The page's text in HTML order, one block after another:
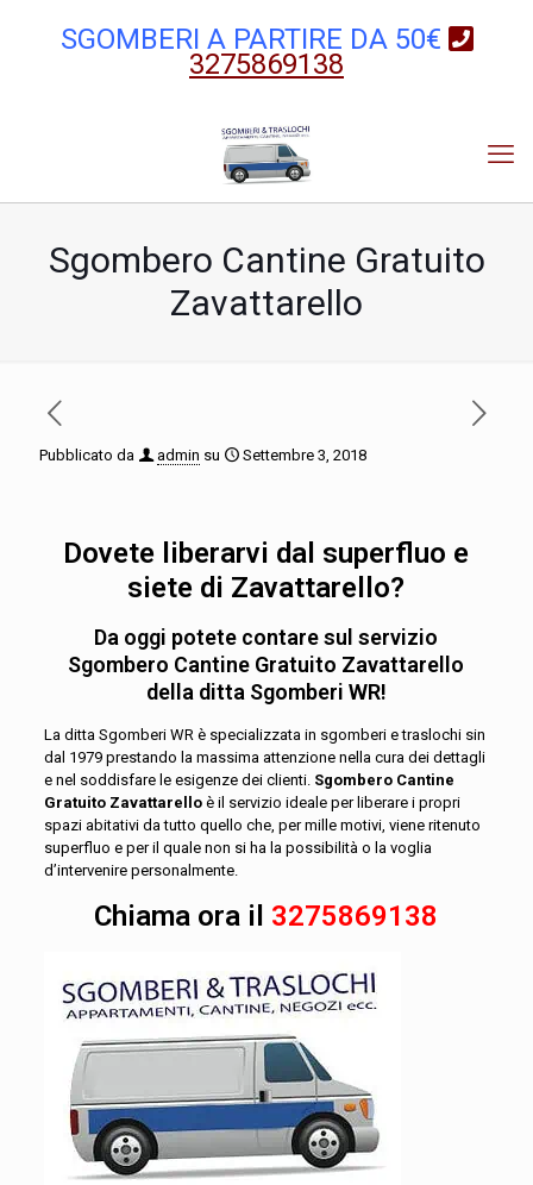
SGOMBERI A PARTIRE DA 50€
3275869138
Sgombero Cantine Gratuito
Zavattarello
Pubblicato da admin su Settembre 3, 2018
Dovete liberarvi dal superfluo e
siete di Zavattarello?
Da oggi potete contare sul servizio
Sgombero Cantine Gratuito Zavattarello
della ditta Sgomberi WR!
La ditta Sgomberi WR è specializzata in sgomberi e traslochi sin
dal 1979 prestando la massima attenzione nella cura dei dettagli
e nel soddisfare le esigenze dei clienti. Sgombero Cantine
Gratuito Zavattarello è il servizio ideale per liberare i propri
spazi abitativi da tutto quello che, per mille motivi, viene ritenuto
superfluo e per il quale non si ha la possibilità o la voglia
d’intervenire personalmente.
Chiama ora il 3275869138